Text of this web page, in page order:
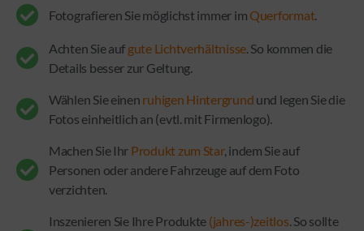
Fotografieren Sie möglichst immer im Querformat.
Achten Sie auf gute Lichtverhältnisse . So kommen die
Details besser zur Geltung.
Wählen Sie einen ruhigen Hintergrund und legen Sie die
Fotos einheitlich an (evtl. mit Firmenlogo).
Machen Sie Ihr Produkt zum Star, indem Sie auf
Personen oder andere Fahrzeuge auf dem Foto
verzichten.
Inszenieren Sie Ihre Produkte (jahres-)zeitlos . So sollte